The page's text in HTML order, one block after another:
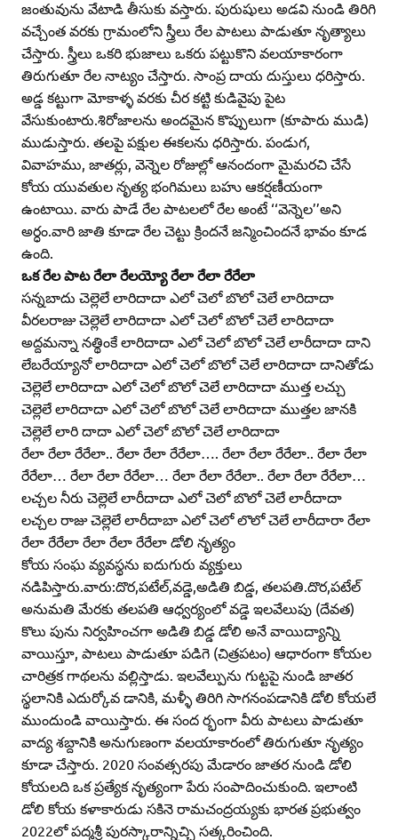
జంతువును వేటాడి తీసుకు వస్తారు. పురుషులు అడవి నుండి తిరిగి
వచ్చేంత వరకు గ్రామంలోని స్త్రీలు రేల పాటలు పాడుతూ నృత్యాలు
చేస్తారు. స్త్రీలు ఒకరి భుజాలు ఒకరు పట్టుకొని వలయాకారంగా
తిరుగుతూ రేల నాట్యం చేస్తారు. సాంప్ర దాయ దుస్తులు ధరిస్తారు.
అడ్డ కట్టుగా మోకాళ్ళ వరకు చీర కట్టి కుడివైపు పైట
వేసుకుంటారు.శిరోజాలను అందమైన కొప్పులుగా (కూపారు ముడి)
ముడుస్తారు. తలపై పక్షుల ఈకలను ధరిస్తారు. పండుగ,
వివాహము, జాతర్లు, వెన్నెల రోజుల్లో ఆనందంగా మైమరచి చేసే
కోయ యువతుల నృత్య భంగిమలు బహు ఆకర్షణీయంగా
ఉంటాయి. వారు పాడే రేల పాటలలో రేల అంటే ‘‘వెన్నెల’’అని
అర్ధం.వారి జాతి కూడా రేల చెట్టు క్రిందనే జన్మించిందనే భావం కూడ
ఉంది.
ఒక రేల పాట రేలా రేలయ్యో రేలా రేలా రేరేలా
సన్నబాదు చెల్లెలే లారిదాదా ఎలో చెలో బొలో చెలే లారిదాదా
వీరలరాజు చెల్లెలే లారిదాదా ఎలో చెలో బొలో చెలే లారిదాదా
అద్దమన్నా నత్థింకే లారిదాదా ఎలో చెలో బొలో చెలే లారీదాదా దాని
లేబరేయ్యానో లారిదాదా ఎలో చెలో బొలో చెలే లారిదాదా దానితోడు
చెల్లెలే లారిదాదా ఎలో చెలో బొలో చెలే లారిదాదా ముత్త లచ్చు
చెల్లెలే లారిదాదా ఎలో చెలో బొలో చెలే లారిదాదా ముత్తల జానకి
చెల్లెలే లారి దాదా ఎలో చెలో బొలో చెలే లారిదాదా
రేలా రేలా రేరేలా.. రేలా రేలా రేరేలా…. రేలా రేలా రేరేలా.. రేలా రేలా
రేరేలా… రేలా రేలా రేరేలా… రేలా రేలా రేరేలా.. రేలా రేలా రేరేలా…
లచ్చల నీరు చెల్లెలే లారీదాదా ఎలో చెలో బొలో చెలే లారీదాదా
లచ్చల రాజు చెల్లెలే లారీదాబా ఎలో చెలో లొలో చెలే లారీదారా రేలా
రేలా రేరేలా రేలా రేలా రేరేలా డోలి నృత్యం
కోయ సంఘ వ్యవస్థను ఐదుగురు వ్యక్తులు
నడిపిస్తారు.వారు:దొర,పటేల్‌,వడ్డె,అడితి బిడ్డ, తలపతి.దొర,పటేల్‌
అనుమతి మేరకు తలపతి ఆధ్వర్యంలో వడ్డె ఇలవేలుపు (దేవత)
కొలు పును నిర్వహించగా అడితి బిడ్డ డోలి అనే వాయిద్యాన్ని
వాయిస్తూ, పాటలు పాడుతూ పడిగె (చిత్రపటం) ఆధారంగా కోయల
చారిత్రక గాథలను వల్లిస్తాడు. ఇలవేల్పును గుట్టపై నుండి జాతర
స్థలానికి ఎదుర్కోవ డానికి, మళ్ళీ తిరిగి సాగనంపడానికి డోలి కోయలే
ముందుండి వాయిస్తారు. ఈ సంద ర్భంగా వీరు పాటలు పాడుతూ
వాద్య శబ్దానికి అనుగుణంగా వలయాకారంలో తిరుగుతూ నృత్యం
కూడా చేస్తారు. 2020 సంవత్సరపు మేడారం జాతర నుండి డోలి
కోయలది ఒక ప్రత్యేక నృత్యంగా పేరు సంపాదించుకుంది. ఇలాంటి
డోలి కోయ కళాకారుడు సకినె రామచంద్రయ్యకు భారత ప్రభుత్వం
2022లో పద్మశ్రీ పురస్కారాన్నిచ్చి సత్కరించింది.